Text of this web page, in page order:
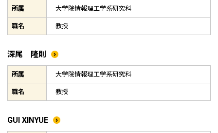
所属 大学院情報理工学系研究科
職名 教授
深尾 隆則
所属 大学院情報理工学系研究科
職名 教授
GUI XINYUE